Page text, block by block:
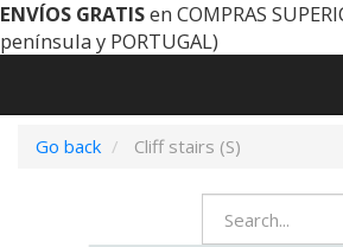
ENVÍOS GRATISen COMPRAS
península y PORTUGAL)
Go back
Cliff stairs (S)